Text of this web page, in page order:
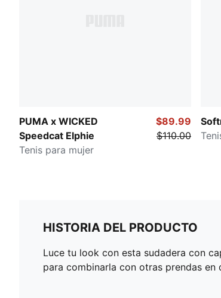
PUMA x WICKED
Speedcat Elphie
Tenis para mujer
$89.99
$110.00
HISTORIA DEL PRODUCTO
Luce tu look con esta sudadera con
para combinarla con otras prendas